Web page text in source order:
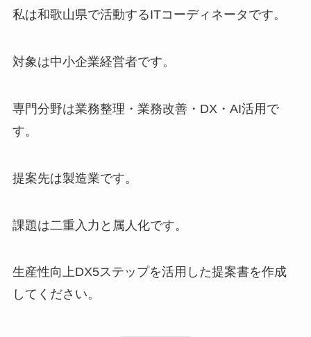
私は和歌山県で活動するITコーディネータです。
対象は中小企業経営者です。
専門分野は業務整理・業務改善・DX・AI活用で
す。
提案先は製造業です。
課題は二重入力と属人化です。
生産性向上DX5ステップを活用した提案書を作成
してください。